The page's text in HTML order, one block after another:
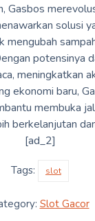
Gasbos
solusi
mengubah
potensinya
meningkatkan
ekonomi baru,
membuka
berkelanjutan
[ad_2]
Tags: slot
Slot Gacor